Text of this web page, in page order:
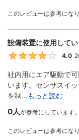
このレビューは参考にな
設備装置に使用して
4.0
社内用にエア駆動で
います。センサスイ
を制...もっと読む
0人が参考にしています。
このレビューは参考にな